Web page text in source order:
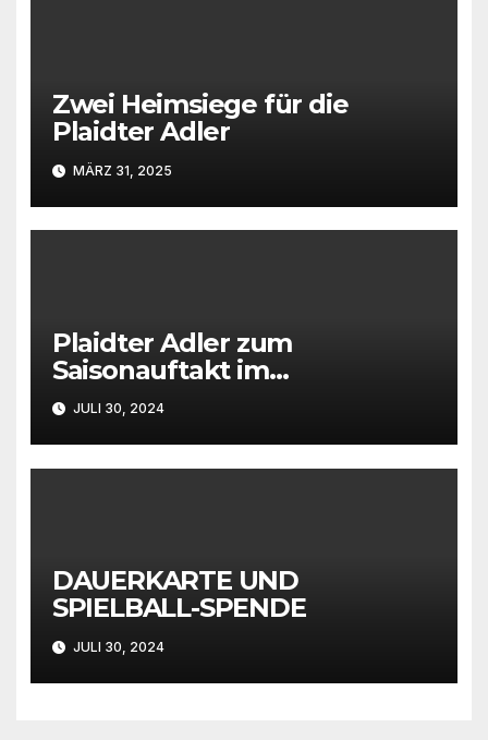
Zwei Heimsiege für die
Plaidter Adler
MÄRZ 31, 2025
Plaidter Adler zum
Saisonauftakt im
Rheinlandpokal gefordert
JULI 30, 2024
DAUERKARTE UND
SPIELBALL-SPENDE
JULI 30, 2024